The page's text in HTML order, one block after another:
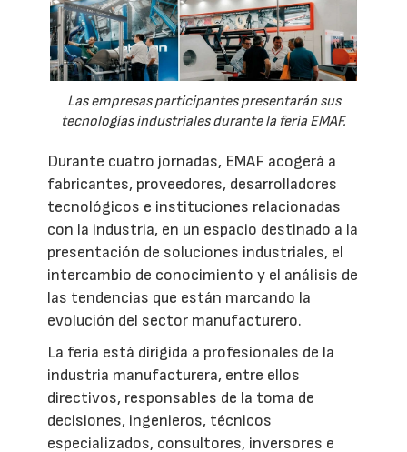
Las empresas participantes presentarán sus
tecnologías industriales durante la feria EMAF.
Durante cuatro jornadas, EMAF acogerá a
fabricantes, proveedores, desarrolladores
tecnológicos e instituciones relacionadas
con la industria, en un espacio destinado a la
presentación de soluciones industriales, el
intercambio de conocimiento y el análisis de
las tendencias que están marcando la
evolución del sector manufacturero.
La feria está dirigida a profesionales de la
industria manufacturera, entre ellos
directivos, responsables de la toma de
decisiones, ingenieros, técnicos
especializados, consultores, inversores e